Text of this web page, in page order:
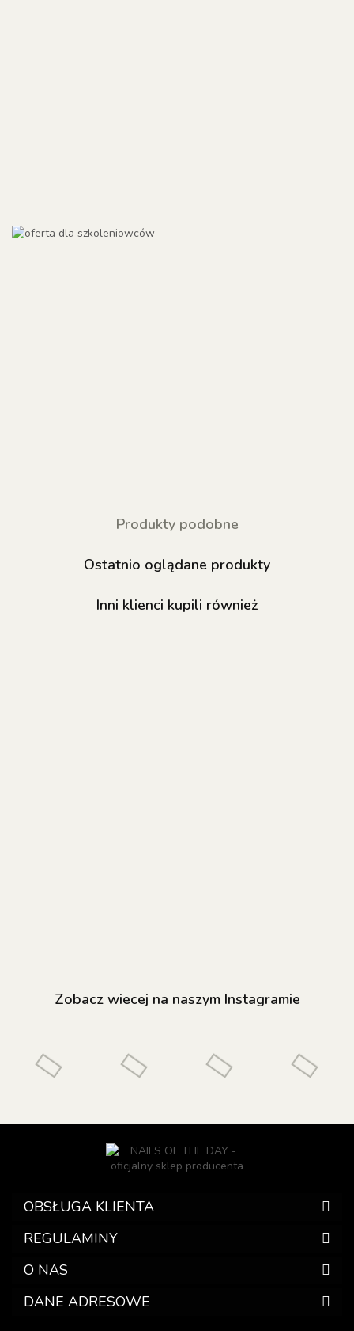
Produkty podobne
Ostatnio oglądane produkty
Inni klienci kupili również
Zobacz wiecej na naszym Instagramie
OBSŁUGA KLIENTA
REGULAMINY
O NAS
DANE ADRESOWE